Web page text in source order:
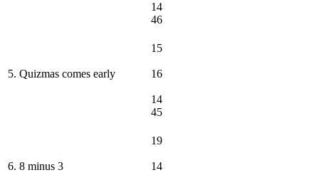
14
46
5. Quizmas comes early
15
16
14
45
6. 8 minus 3
19
14